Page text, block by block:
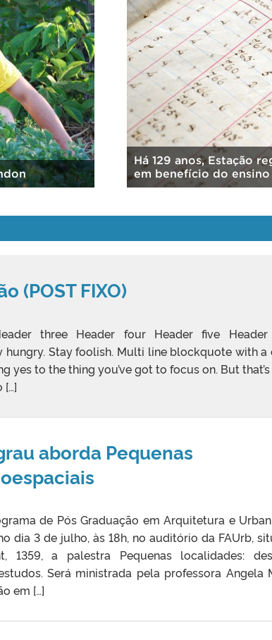
da região,
Servidores participam
cinema
(POST FIXO)
three Header four Header five
Stay foolish. Multi line blockquote with a
yes to the thing you’ve got to focus on. But
[…]
aborda Pequenas
de Pós Graduação em Arquitetura e
dia 3 de julho, às 18h, no auditório da FAUrb,
1359, a palestra Pequenas localidades:
Será ministrada pela professora Angela
em […]